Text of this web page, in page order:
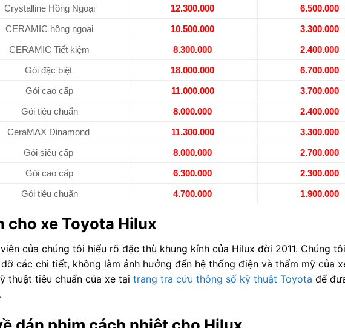
Crystalline Hồng Ngoại
12.300.000
6.500.000
CERAMIC hồng ngoại
10.500.000
3.300.000
CERAMIC Tiết kiệm
8.300.000 2.400.000
Gói đặc biệt 18.000.000
6.700.000
Gói cao cấp
11.000.000
3.700.000
Gói tiêu chuẩn
8.000.000
2.400.000
CeraMAX Dinamond 11.300.000 3.300.000
Gói siêu cấp 8.000.000
2.700.000
Gói cao cấp
6.300.000
2.300.000
Gói tiêu chuẩn
4.700.000 1.900.000
cho xe Toyota Hilux
của chúng tôi hiểu rõ đặc thù khung kính của Hilux đời 2011. Chúng
các chi tiết, không làm ảnh hưởng đến hệ thống điện và thẩm mỹ của
thuật tiêu chuẩn của xe tại trang tra cứu thông số kỹ thuật Toyota để